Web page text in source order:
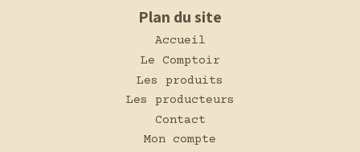
Plan du site
Accueil
Le Comptoir
Les produits
Les producteurs
Contact
Mon compte